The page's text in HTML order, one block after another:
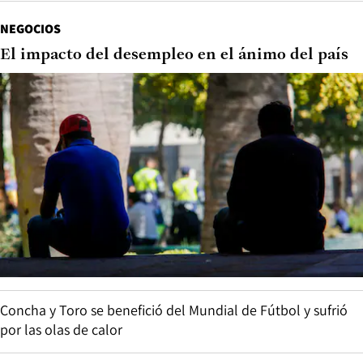
NEGOCIOS
El impacto del desempleo en el ánimo del país
Concha y Toro se benefició del Mundial de Fútbol y sufrió
por las olas de calor